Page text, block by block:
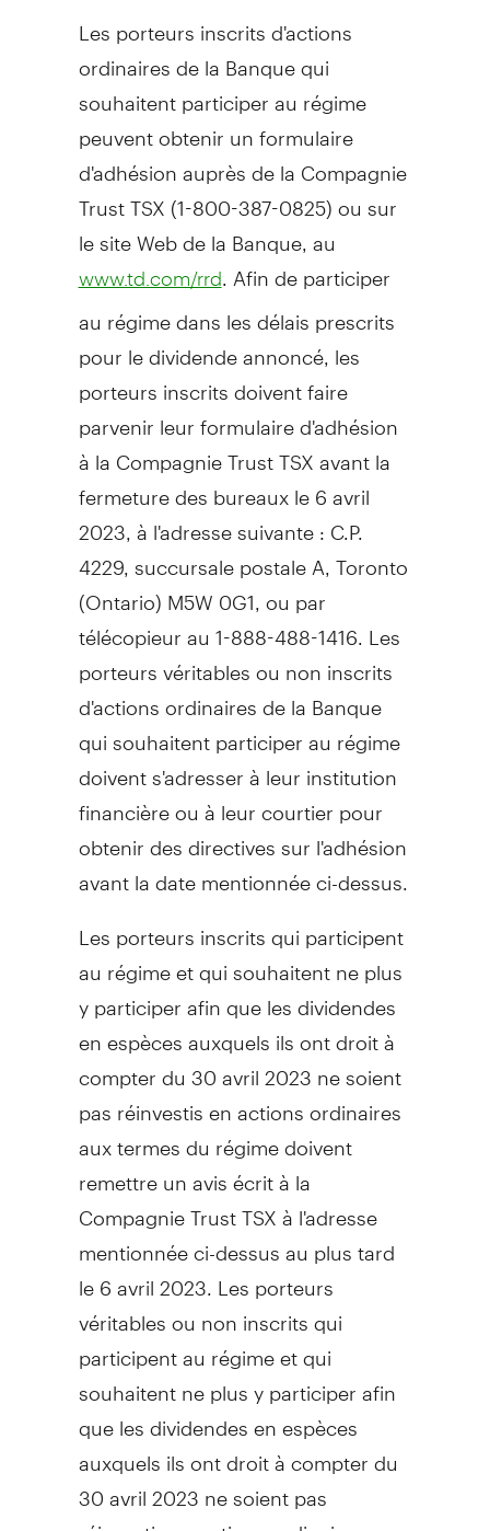
Les porteurs inscrits d'actions
ordinaires de la Banque qui
souhaitent participer au régime
peuvent obtenir un formulaire
d'adhésion auprès de la Compagnie
Trust TSX (1-800-387-0825) ou sur
le site Web de la Banque, au
www.td.com/rrd . Afin de participer
au régime dans les délais prescrits
pour le dividende annoncé, les
porteurs inscrits doivent faire
parvenir leur formulaire d'adhésion
à la Compagnie Trust TSX avant la
fermeture des bureaux le 6 avril
2023, à l'adresse suivante : C.P.
4229, succursale postale A, Toronto
(Ontario) M5W 0G1, ou par
télécopieur au 1-888-488-1416. Les
porteurs véritables ou non inscrits
d'actions ordinaires de la Banque
qui souhaitent participer au régime
doivent s'adresser à leur institution
financière ou à leur courtier pour
obtenir des directives sur l'adhésion
avant la date mentionnée ci-dessus.
Les porteurs inscrits qui participent
au régime et qui souhaitent ne plus
y participer afin que les dividendes
en espèces auxquels ils ont droit à
compter du 30 avril 2023 ne soient
pas réinvestis en actions ordinaires
aux termes du régime doivent
remettre un avis écrit à la
Compagnie Trust TSX à l'adresse
mentionnée ci-dessus au plus tard
le 6 avril 2023. Les porteurs
véritables ou non inscrits qui
participent au régime et qui
souhaitent ne plus y participer afin
que les dividendes en espèces
auxquels ils ont droit à compter du
30 avril 2023 ne soient pas